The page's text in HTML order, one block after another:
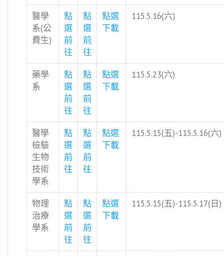
醫學
系(公
費生)
點
選
前
往
點
選
前
往
點選
下載
115.5.16(六)
藥學
系
點
選
前
往
點
選
前
往
點選
下載
115.5.23(六)
醫學
檢驗
生物
技術
學系
點
選
前
往
點
選
前
往
點選
下載
115.5.15(五)-115.5.16(六)
物理
治療
學系
點
選
前
往
點
選
前
往
點選
下載
115.5.15(五)-115.5.17(日)